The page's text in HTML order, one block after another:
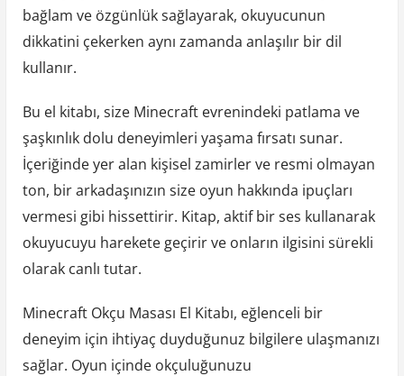
bağlam ve özgünlük sağlayarak, okuyucunun
dikkatini çekerken aynı zamanda anlaşılır bir dil
kullanır.
Bu el kitabı, size Minecraft evrenindeki patlama ve
şaşkınlık dolu deneyimleri yaşama fırsatı sunar.
İçeriğinde yer alan kişisel zamirler ve resmi olmayan
ton, bir arkadaşınızın size oyun hakkında ipuçları
vermesi gibi hissettirir. Kitap, aktif bir ses kullanarak
okuyucuyu harekete geçirir ve onların ilgisini sürekli
olarak canlı tutar.
Minecraft Okçu Masası El Kitabı, eğlenceli bir
deneyim için ihtiyaç duyduğunuz bilgilere ulaşmanızı
sağlar. Oyun içinde okçuluğunuzu